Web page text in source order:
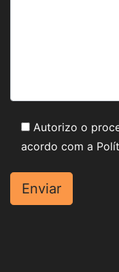
Autorizo o
acordo com a